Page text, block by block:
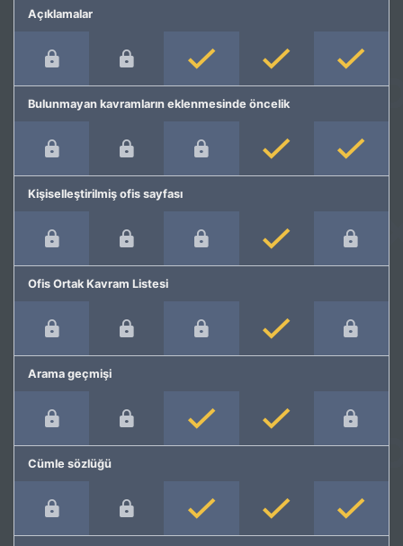
Açıklamalar
Bulunmayan kavramların eklenmesinde öncelik
Kişiselleştirilmiş ofis sayfası
Ofis Ortak Kavram Listesi
Arama geçmişi
Cümle sözlüğü